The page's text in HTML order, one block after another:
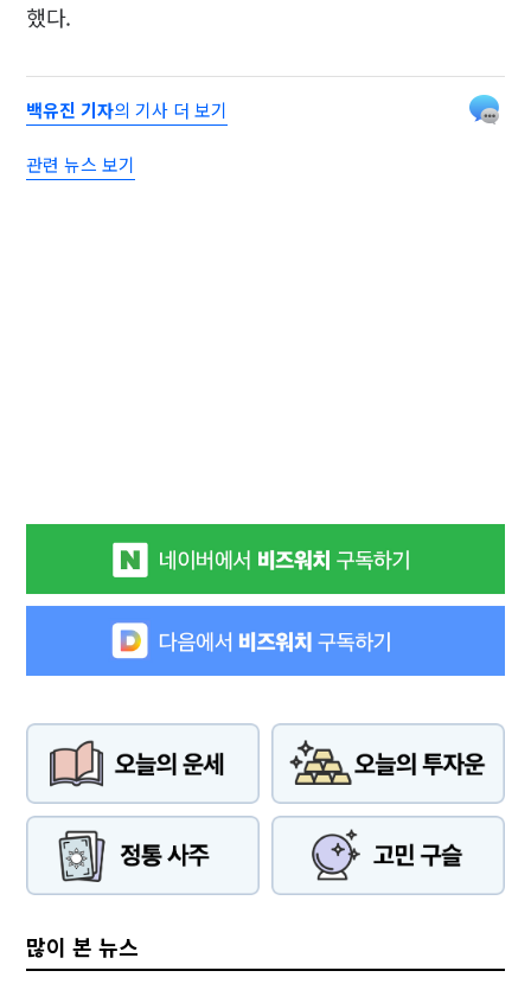
했다.
백유진 기자의 기사 더 보기
관련 뉴스 보기
많이 본 뉴스